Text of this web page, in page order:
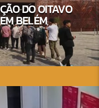
DO OITAVO
BELÉM